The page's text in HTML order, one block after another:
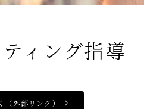
ィング指導
（外部リンク）